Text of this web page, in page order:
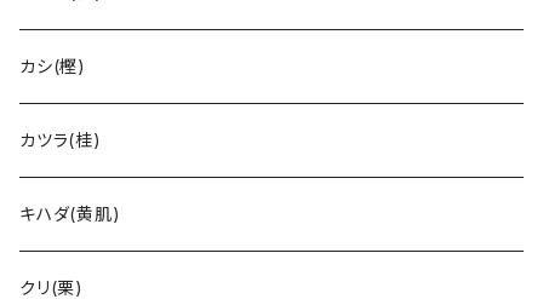
カシ(樫)
カツラ(桂)
キハダ(黄肌)
クリ(栗)